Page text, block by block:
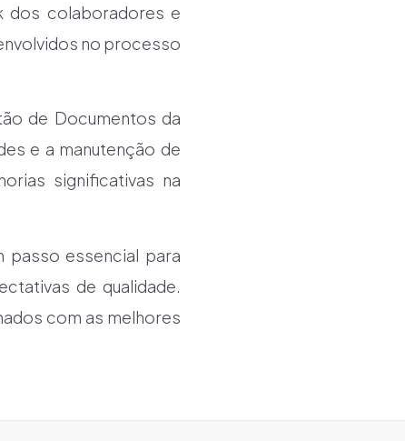
dos colaboradores e
no processo
de Documentos da
e a manutenção de
significativas na
passo essencial para
de qualidade.
com as melhores